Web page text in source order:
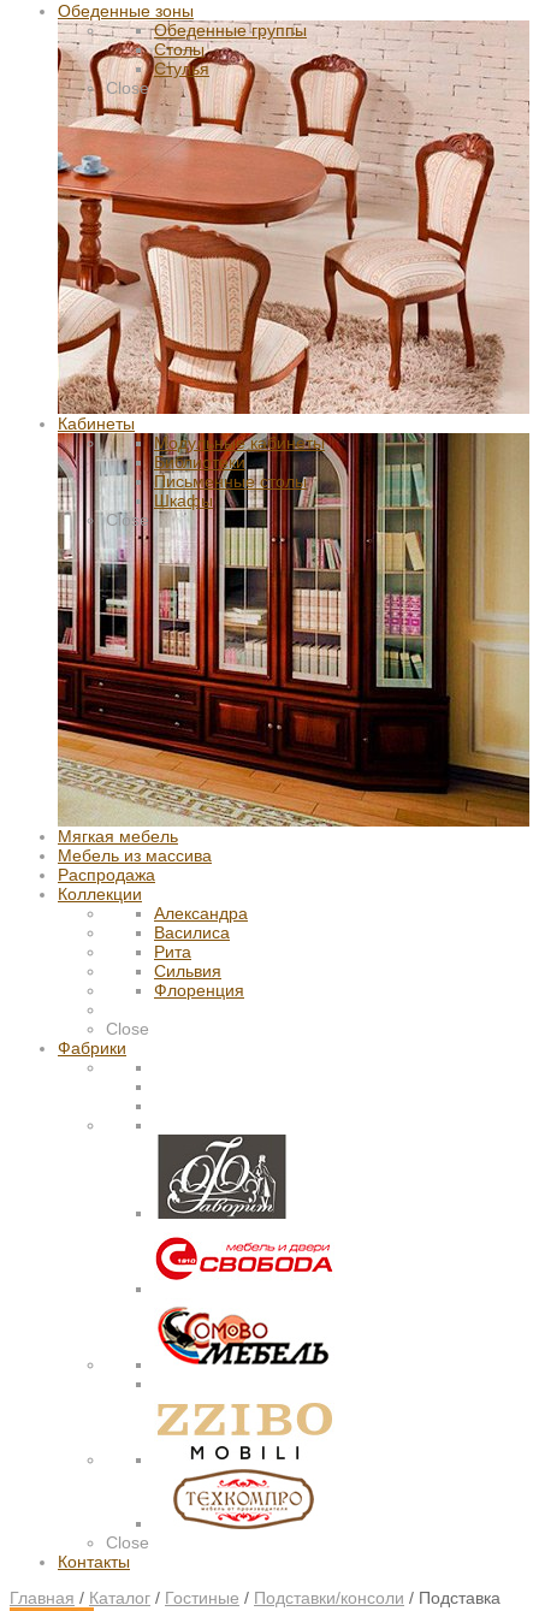
Обеденные зоны
Обеденные группы
Столы
Стулья
Close
Кабинеты
Модульные кабинеты
Библиотеки
Письменные столы
Шкафы
Close
Мягкая мебель
Мебель из массива
Распродажа
Коллекции
Александра
Василиса
Рита
Сильвия
Флоренция
Close
Фабрики
Close
Контакты
Главная / Каталог / Гостиные / Подставки/консоли / Подставка